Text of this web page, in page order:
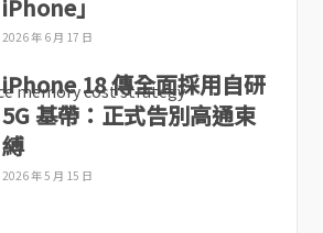
iPhone」
2026 年 6 月 17 日
iPhone 18 傳全面採用自研
5G 基帶：正式告別高通束
縛
2026 年 5 月 15 日